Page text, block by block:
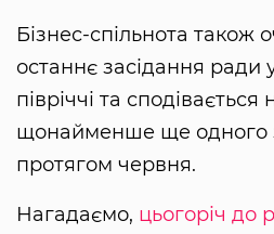
Бізнес-спільнота також
останнє засідання ради
півріччі та
щонайменше ще одного
протягом червня.
Нагадаємо, цьогоріч до